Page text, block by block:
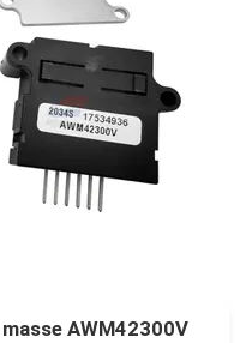
AWM42300V